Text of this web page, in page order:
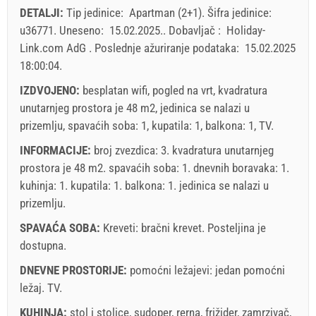
dolazak
Svaki dan Svaki dan
Prikazana cena je po jedinici za definisan broj osoba.
Ponude:
Holiday-Link plaća: 03.10.2025. - 31.12.2026. / - 10 %
Obavezno:Prijava gostiju (01.07. - 31.08): 10 EUR (once -
5 EUR (once - za_person)
30
31
Uveti i odredbe dobavljača
DETALJI: Tip jedinice: Apartman (2+1). Šifra jedinice:
u36771. Uneseno: 15.02.2025.. Dobavljač : Holiday-
Link.com AdG . Poslednje ažuriranje podataka: 15.02.2025
18:00:04.
IZDVOJENO: besplatan wifi, pogled na vrt, kvadratura
unutarnjeg prostora je 48 m2, jedinica se nalazi u
prizemlju, spavaćih soba: 1, kupatila: 1, balkona: 1, TV.
INFORMACIJE: broj zvezdica: 3. kvadratura unutarnjeg
prostora je 48 m2. spavaćih soba: 1. dnevnih boravaka: 1.
kuhinja: 1. kupatila: 1. balkona: 1. jedinica se nalazi u
prizemlju.
SPAVAĆA SOBA: Kreveti: bračni krevet. Posteljina je
dostupna.
DNEVNE PROSTORIJE: pomoćni ležajevi: jedan pomoćni
ležaj. TV.
KUHINJA: stol i stolice, sudoper, rerna, frižider, zamrzivač,